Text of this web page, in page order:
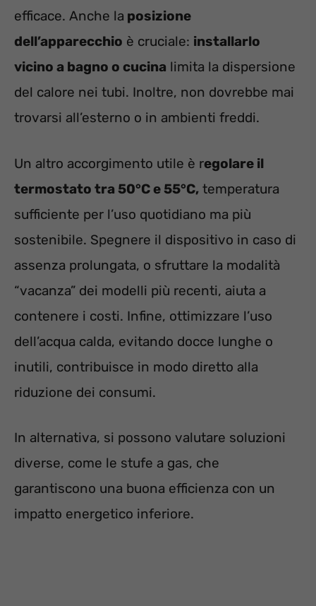
efficace. Anche la posizione
dell’apparecchio è cruciale: installarlo
vicino a bagno o cucina limita la dispersione
del calore nei tubi. Inoltre, non dovrebbe mai
trovarsi all’esterno o in ambienti freddi.
Un altro accorgimento utile è regolare il
termostato tra 50°C e 55°C, temperatura
sufficiente per l’uso quotidiano ma più
sostenibile. Spegnere il dispositivo in caso di
assenza prolungata, o sfruttare la modalità
“vacanza” dei modelli più recenti, aiuta a
contenere i costi. Infine, ottimizzare l’uso
dell’acqua calda, evitando docce lunghe o
inutili, contribuisce in modo diretto alla
riduzione dei consumi.
In alternativa, si possono valutare soluzioni
diverse, come le stufe a gas, che
garantiscono una buona efficienza con un
impatto energetico inferiore.